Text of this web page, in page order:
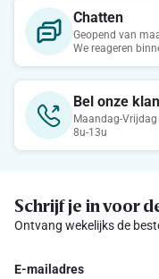
Chatten
Geopend van
We reageren
Bel onze
Maandag-
8u-13u
Schrijf je in voor
Ontvang wekelijks de
E-mailadres